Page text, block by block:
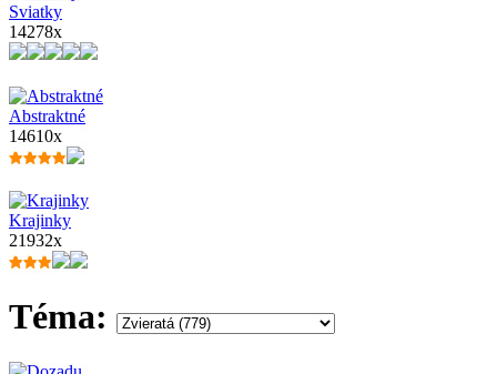
Sviatky
14278x
Abstraktné
14610x
Krajinky
21932x
Téma: